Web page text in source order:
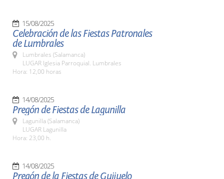
15/08/2025
Celebración de las Fiestas Patronales
de Lumbrales
Lumbrales (Salamanca)
LUGAR Iglesia Parroquial. Lumbrales
Hora: 12,00 horas
14/08/2025
Pregón de Fiestas de Lagunilla
Lagunilla (Salamanca)
LUGAR Lagunilla
Hora: 23,00 h.
14/08/2025
Pregón de la Fiestas de Guijuelo